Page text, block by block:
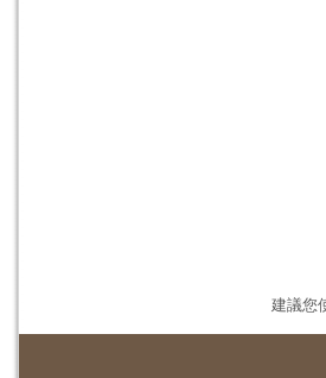
建議您